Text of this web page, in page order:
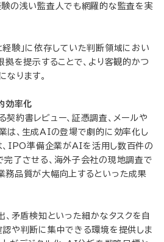
験の浅い監査人でも網羅的な監査を実
験」に依存していた判断領域におい
を提示することで、より客観的かつ
ります。
効率化
約書レビュー、証憑調査、メールや
は、生成AIの登場で劇的に効率化し
、IPO準備企業がAIを活用し数百件の
完了させる、海外子会社の現地調査で
務品質が大幅向上するといった成果
矛盾検知といった細かなタスクを自
認や判断に集中できる環境を提供しま